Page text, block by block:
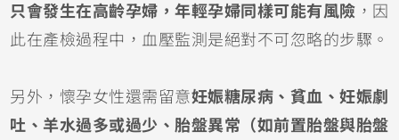
只會發生在高齡孕婦，年輕孕婦同樣可能有風險 ，因
此在產檢過程中，血壓監測是絕對不可忽略的步驟。
另外，懷孕女性還需留意妊娠糖尿病、貧血、妊娠劇
吐、羊水過多或過少、胎盤異常（如前置胎盤與胎盤